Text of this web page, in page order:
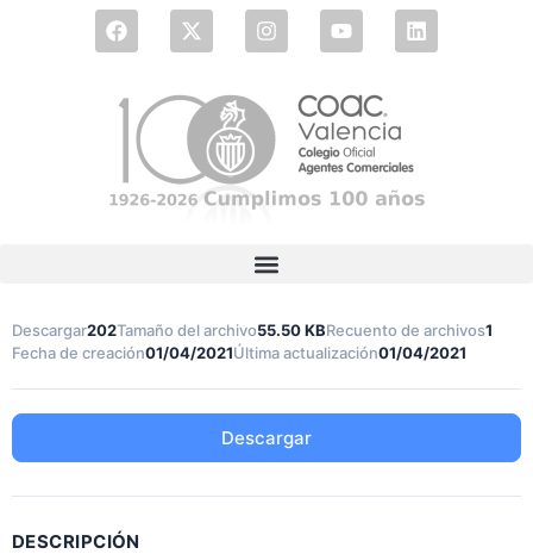
Descargar202Tamaño del archivo55.50 KBRecuento de archivos1
Fecha de creación01/04/2021Última actualización01/04/2021
Descargar
DESCRIPCIÓN